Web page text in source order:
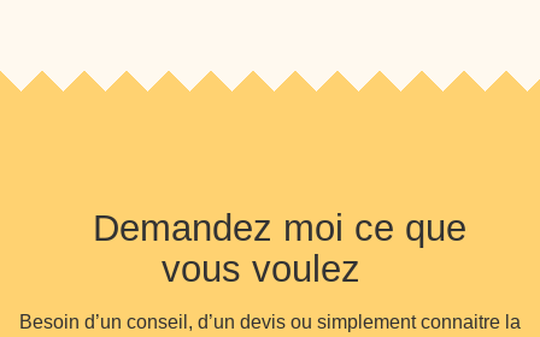
Demandez moi ce que
vous voulez
Besoin d’un conseil, d’un devis ou simplement connaitre la